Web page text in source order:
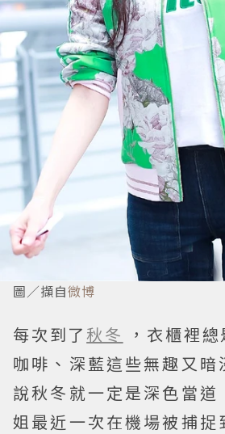
圖／擷自微博
每次到了 秋冬
，衣櫃裡
咖啡、深藍這些無趣又暗
說秋冬就一定是深色當道
姐最近一次在機場被捕捉